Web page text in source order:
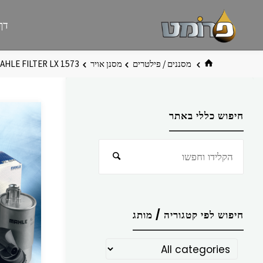
בית מסננים / פילטרים מסנן אויר FILTER LX 1573
חיפוש כללי באתר
חיפוש
חיפוש לפי קטגוריה / מותג